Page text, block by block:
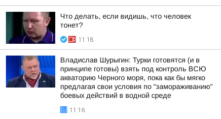
Что делать, если видишь, что человек
тонет?
11:18
Владислав Шурыгин: Турки готовятся (и в
принципе готовы) взять под контроль ВСЮ
акваторию Черного моря, пока как бы мягко
предлагая свои условия по "замораживанию"
боевых действий в водной среде
11:16